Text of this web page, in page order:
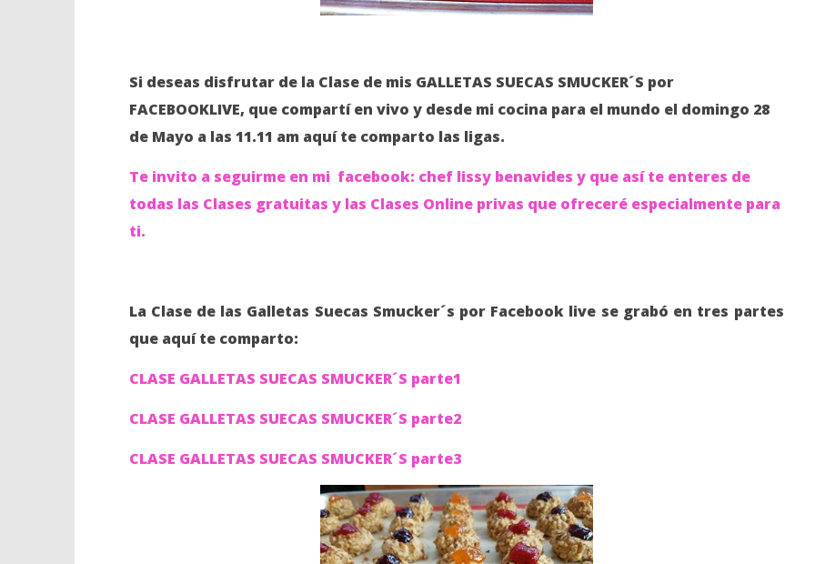
Si deseas disfrutar de la Clase de mis GALLETAS SUECAS SMUCKER´S por
FACEBOOKLIVE, que compartí en vivo y desde mi cocina para el mundo el domingo 28
de Mayo a las 11.11 am aquí te comparto las ligas.
Te invito a seguirme en mi facebook: chef lissy benavides y que así te enteres de
todas las Clases gratuitas y las Clases Online privas que ofreceré especialmente para
ti.
La Clase de las Galletas Suecas Smucker´s por Facebook live se grabó en tres partes
que aquí te comparto:
CLASE GALLETAS SUECAS SMUCKER´S parte1
CLASE GALLETAS SUECAS SMUCKER´S parte2
CLASE GALLETAS SUECAS SMUCKER´S parte3